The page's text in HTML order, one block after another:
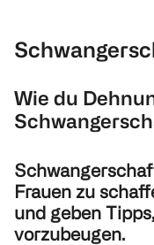
Wie du
Frauen zu
und geben
vorzubeugen.